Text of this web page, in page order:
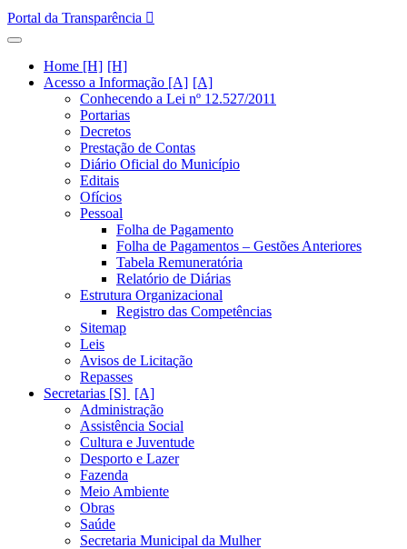
Portal da Transparência
Home [H]
Acesso a Informação [A]
Conhecendo a Lei nº 12.527/2011
Portarias
Decretos
Prestação de Contas
Diário Oficial do Município
Editais
Ofícios
Pessoal
Folha de Pagamento
Folha de Pagamentos – Gestões Anteriores
Tabela Remuneratória
Relatório de Diárias
Estrutura Organizacional
Registro das Competências
Sitemap
Leis
Avisos de Licitação
Repasses
Secretarias [S]
Administração
Assistência Social
Cultura e Juventude
Desporto e Lazer
Fazenda
Meio Ambiente
Obras
Saúde
Secretaria Municipal da Mulher